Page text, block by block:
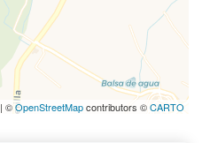
| ©OpenStreetMapcontributors ©CARTO